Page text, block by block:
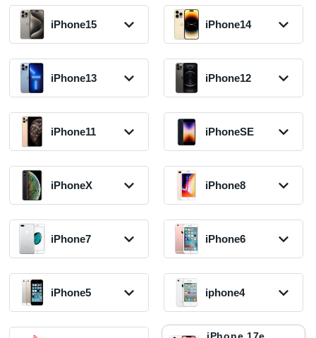
iPhone17 Pro
Max
2025年モデル
在庫なし(入荷未
iPhone17 Pro
在庫なし(入荷未
iPhone Air
在庫数:1
2025年モデル
iPhone 16e
2025年モデル
79,300円〜
Max
107,300円〜
iPhone16 Pro
在庫数:13
2024年モデル
2024年モデル
96,800円〜
iPhone15
iPhone15 Pro
Max
2023年モデル
127,300円〜
iPhone15 Pro
75,800円〜
iPhone15 Plus
在庫数:8
2023年モデル
iPhone14
iPhone14 Plus
2022年モデル
43,800円〜
2022年モデル
在庫数:28
2022年モデル
iPhone14 Pro
2022年モデル
iPhone13
iPhone13 Pro
Max
2021年モデル
45,000円〜
iPhone13 Pro
36,800円〜
iPhone13
在庫数:19
2021年モデル
iPhone12
iPhone12 Pro
2020年モデル
26,800円〜
2020年モデル
在庫数:20
Max
在庫数:11
2020年モデル
在庫数:50
iPhone11
iPhone11 Pro
Max
2019年モデル
26,800円〜
iPhone11
15,800円〜
iPhone11 Pro
在庫数:11
iPhoneSE
iPhoneSE3 第3
世代
2022年モデル
14,800円〜
iPhoneSE2 第2
2020年モデル
7,000円〜
4,800円〜
iPhoneX
iPhoneXR
2018年モデル
8,800円〜
2018年モデル
在庫数:7
iPhone8
iPhone8 Plus
2017年モデル
8,500円〜
2017年モデル
在庫数:6
iPhone7
iPhone7 Plus
2016年モデル
6,800円〜
iPhone6
iPhone6s Plus
2015年モデル
12,000円〜
iPhone6s
iPhone5
iPhone5c
iphone4
iPhone4S